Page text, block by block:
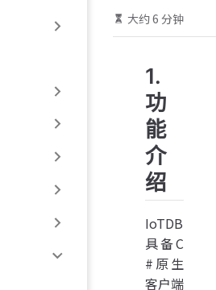
大约 6 分钟
1.
功
能
介
绍
IoTDB
具备C
#原生
客户端